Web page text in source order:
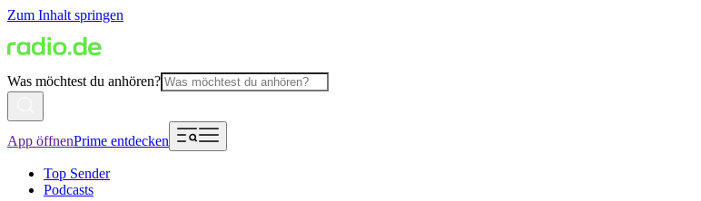
Zum Inhalt springen
Was möchtest du anhören?
App öffnenPrime entdecken
Top Sender
Podcasts